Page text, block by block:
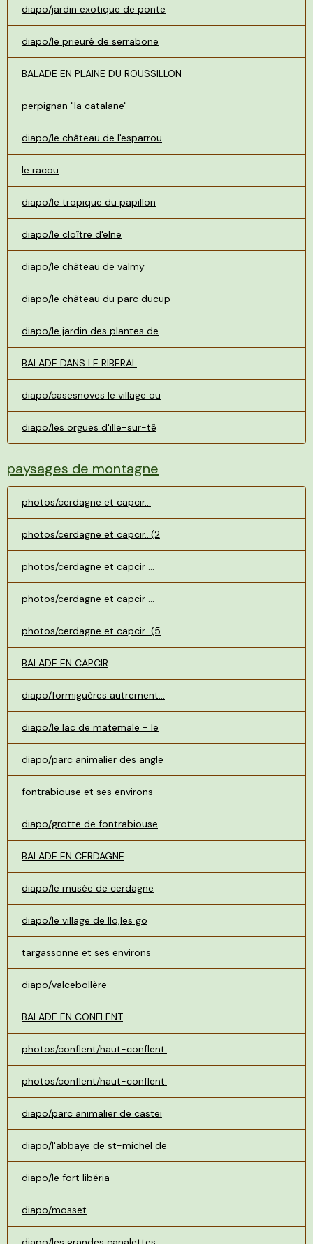
diapo/jardin exotique de ponte
diapo/le prieuré de serrabone
BALADE EN PLAINE DU ROUSSILLON
perpignan "la catalane"
diapo/le château de l'esparrou
le racou
diapo/le tropique du papillon
diapo/le cloître d'elne
diapo/le château de valmy
diapo/le château du parc ducup
diapo/le jardin des plantes de
BALADE DANS LE RIBERAL
diapo/casesnoves le village ou
diapo/les orgues d'ille-sur-tê
paysages de montagne
photos/cerdagne et capcir...
photos/cerdagne et capcir...(2
photos/cerdagne et capcir ...
photos/cerdagne et capcir ...
photos/cerdagne et capcir...(5
BALADE EN CAPCIR
diapo/formiguères autrement...
diapo/le lac de matemale - le
diapo/parc animalier des angle
fontrabiouse et ses environs
diapo/grotte de fontrabiouse
BALADE EN CERDAGNE
diapo/le musée de cerdagne
diapo/le village de llo,les go
targassonne et ses environs
diapo/valcebollère
BALADE EN CONFLENT
photos/conflent/haut-conflent.
photos/conflent/haut-conflent.
diapo/parc animalier de castei
diapo/l'abbaye de st-michel de
diapo/le fort libéria
diapo/mosset